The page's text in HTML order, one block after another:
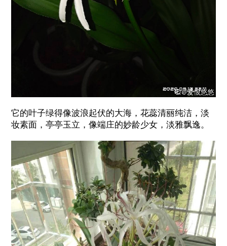
它的叶子绿得像波浪起伏的大海，花蕊清丽纯洁，淡
妆素面，亭亭玉立，像端庄的妙龄少女，淡雅飘逸。